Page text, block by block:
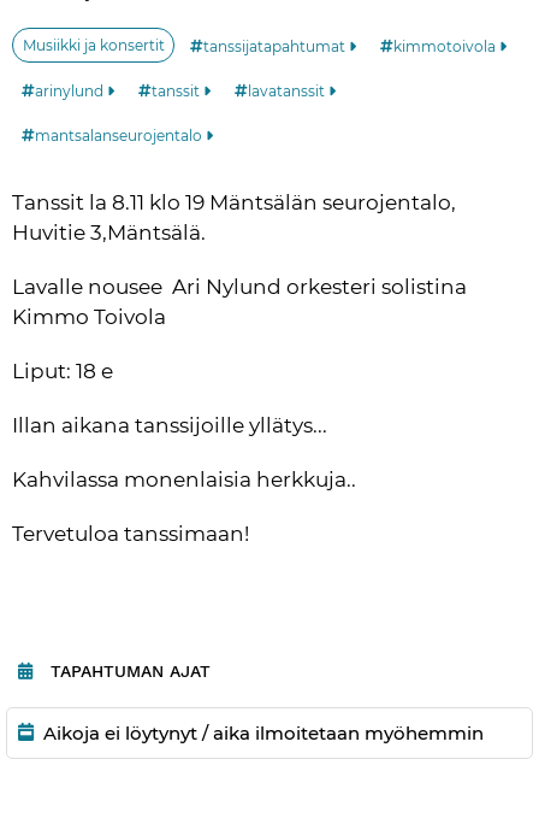
Musiikki ja konsertit tanssijatapahtumat kimmotoivola
arinylund tanssit lavatanssit
mantsalanseurojentalo
Tanssit la 8.11 klo 19 Mäntsälän seurojentalo,
Huvitie 3,Mäntsälä.
Lavalle nousee  Ari Nylund orkesteri solistina
Kimmo Toivola
Liput: 18 e
Illan aikana tanssijoille yllätys...
Kahvilassa monenlaisia herkkuja..
Tervetuloa tanssimaan!
TAPAHTUMAN AJAT
Aikoja ei löytynyt / aika ilmoitetaan myöhemmin